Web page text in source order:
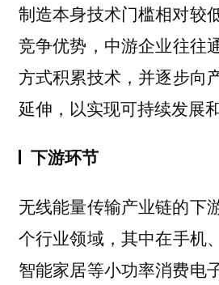
制造本身技术门槛相对较
竞争优势 ，中游企业往往
方式积累技术 ，并逐步向
延伸，以实现可持续发展和
下游环节
无线能量传输产业链的下
个行业领域，其中在手机
智能家居等小功率消费电